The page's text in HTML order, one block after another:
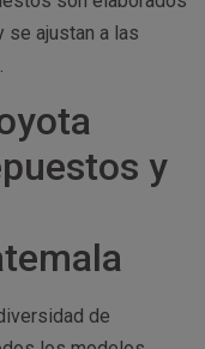
se ajustan a las
y
de